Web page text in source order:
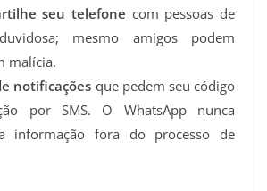
seu telefone com pessoas de
mesmo amigos podem
malícia.
notificações que pedem seu código
por SMS. O WhatsApp nunca
informação fora do processo de